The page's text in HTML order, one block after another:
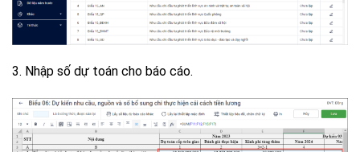
3. Nhập số dự toán cho báo cáo.